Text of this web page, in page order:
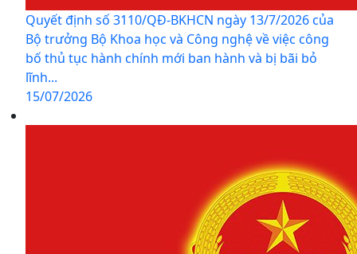
Quyết định số 3110/QĐ-BKHCN ngày 13/7/2026 của
Bộ trưởng Bộ Khoa học và Công nghệ về việc công
bố thủ tục hành chính mới ban hành và bị bãi bỏ
lĩnh...
15/07/2026